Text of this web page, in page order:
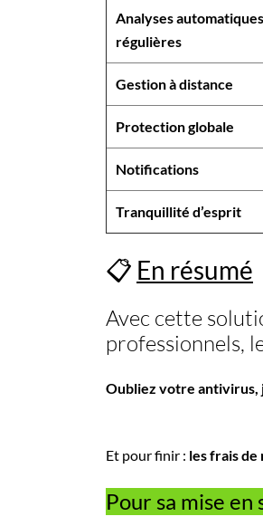
Analyses automatiques
régulières
Gestion à distance
Protection globale
Notifications
Tranquillité d’esprit
📋 En résumé
Avec cette
professionnels,
Oubliez votre antivirus,
Et pour finir : les frais de
Pour sa mise